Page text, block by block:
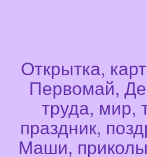
Открытка,
Первомай,
труда, мир,
праздник,
Маши,